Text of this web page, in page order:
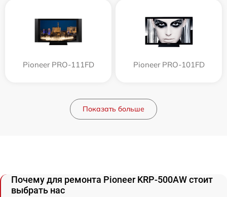
Pioneer PRO-111FD Pioneer PRO-101FD
Показать больше
Почему для ремонта Pioneer KRP-500AW стоит
выбрать нас